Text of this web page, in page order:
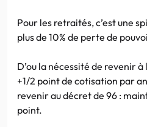
Pour les retraités, c’est une
plus de 10% de perte de
D’ou la nécessité de revenir
+1/2 point de cotisation par
revenir au décret de 96 :
point.